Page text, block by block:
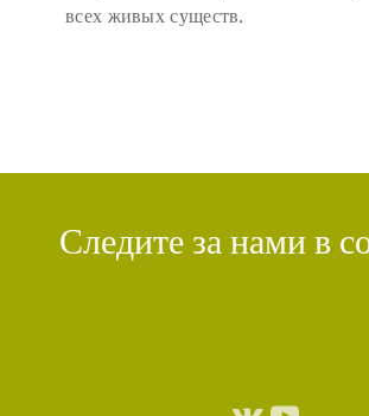
всех живых существ.
Следите за нами в